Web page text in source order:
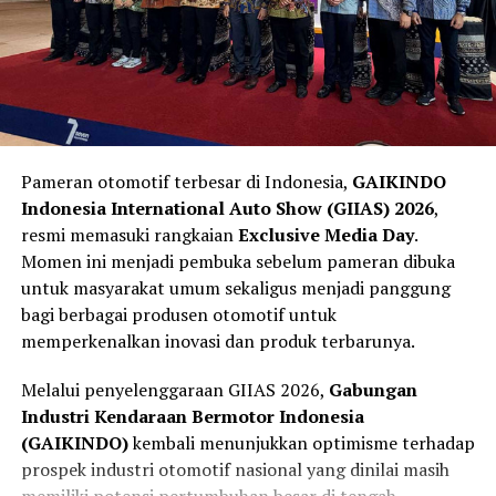
Menurutnya, tampil di kandang sendiri memang
memberikan keuntungan berupa pemahaman karakter
cuaca tropis yang sudah sangat dikenal oleh pembalap
nasional.
Namun, keuntungan tersebut tidak otomatis menjamin
hasil maksimal. Persaingan tetap ditentukan oleh
kesiapan motor, strategi tim, konsistensi pembalap,
serta kemampuan beradaptasi terhadap perubahan
Selain itu, para pembalap luar negeri kini juga telah
beberapa kali tampil di Mandalika sehingga tingkat
adaptasi mereka terhadap karakter sirkuit semakin baik.
maka tahapActakan bekerja melalui teknologi
Integrated Power Brake. Sistem ini membantu
memberikan tekanan pengereman secara otomatis
sebagai bentuk asistensi kepada pengemudi. Teknologi
tersebut tidak mengambil alih kendali kendaraan,
dampak kecelakaan dapat diminimalkan.
Keselamatan Aktif Menjadi Standar
Kendaraan Masa Depan
Pameran otomotif terbesar di Indonesia, GAIKINDO
Indonesia International Auto Show (GIIAS) 2026,
resmi memasuki rangkaianExclusive Media Day.
Momen ini menjadi pembuka sebelum pameran dibuka
untuk masyarakat umum sekaligus menjadi panggung
bagi berbagai produsen otomotif untuk
memperkenalkan inovasi dan produk terbarunya.
Melalui penyelenggaraan GIIAS 2026, Gabungan
Industri Kendaraan Bermotor Indonesia
(GAIKINDO)kembali menunjukkan optimisme terhadap
prospek industri otomotif nasional yang dinilai masih